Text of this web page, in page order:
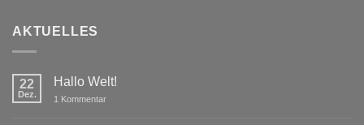
AKTUELLES
22
Dez.
Hallo Welt!
1 Kommentarzu